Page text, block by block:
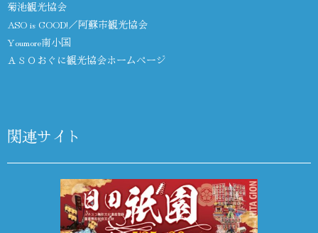
菊池観光協会
ASO is GOOD!／阿蘇市観光協会
Youmore南小国
ＡＳＯおぐに観光協会ホームページ
関連サイト